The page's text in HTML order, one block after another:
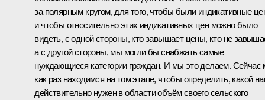
за полярным кругом, для того, чтобы были индикативные
и чтобы относительно этих индикативных цен можно было
видеть, с одной стороны, кто завышает цены, кто не
а с другой стороны, мы могли бы снабжать самые
нуждающиеся категории граждан. И мы это делаем. Сейчас
как раз находимся на том этапе, чтобы определить, какой
действительно нужен в области объём своего сельского